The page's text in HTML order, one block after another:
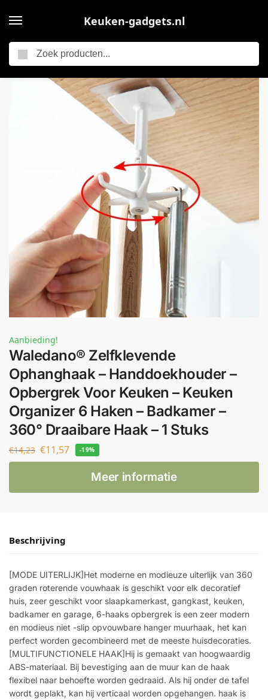
Keuken-gadgets.nl
Keukengerei / Waledano® Zelfklevende Ophanghaak – Handdoekhouder – Opbergrek Voor Keuken – Keuken Organizer 6 Haken – Badkamer – 360° Draaibare Haak – 1 Stuks
Aanbieding!
Waledano® Zelfklevende
Ophanghaak – Handdoekhouder –
Opbergrek Voor Keuken – Keuken
Organizer 6 Haken – Badkamer –
360° Draaibare Haak – 1 Stuks
€14,23 €11,57 -19%
Meer informatie
Beschrijving
[MODE UITERLIJK]Het moderne en modieuze uiterlijk van 360
graden roterende vouwhaak is geschikt voor elk decoratief
huis, zeer geschikt voor slaapkamerkast, gangkast, keuken,
badkamer en garage, 6-haaks opbergrek is een zeer modern
en modieus niet -slip opvouwbare hanger muurhaak, het kan
perfect worden gecombineerd met de meeste huisdecoraties.
[MULTIFUNCTIONELE HAAK]Hij is gemaakt van hoogwaardig
ABS-materiaal. Bij bevestiging aan de muur kan de haak
flexibel naar behoefte worden gedraaid. Als hij onder de tafel
wordt geplakt, kan hij verticaal worden opgehangen. haak is